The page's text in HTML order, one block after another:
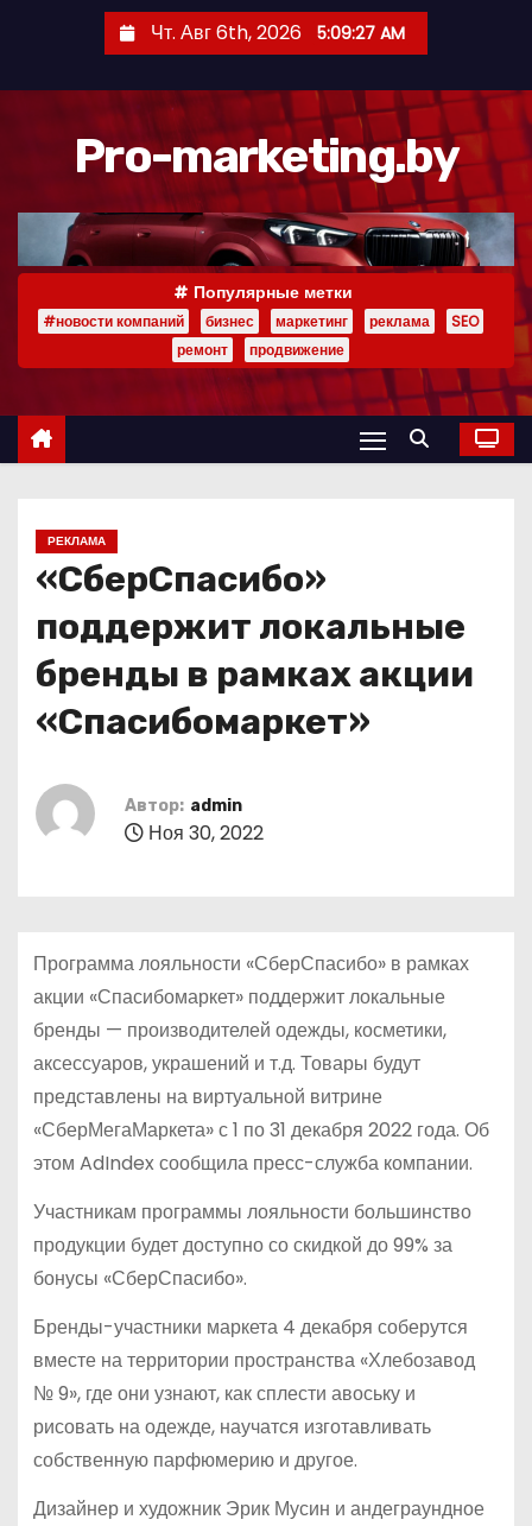
р
Чт. Авг 6th, 2026 5:09:28 AM
Pro-marketing.by
Популярные метки
#новости компаний бизнес маркетинг реклама
SEO
ремонт
продвижение
РЕКЛАМА
«СберСпасибо»
поддержит локальные
бренды в рамках акции
«Спасибомаркет»
Автор: admin
Ноя 30, 2022
Программа лояльности «СберСпасибо» в рамках
акции «Спасибомаркет» поддержит локальные
бренды — производителей одежды, косметики,
аксессуаров, украшений и т.д. Товары будут
представлены на виртуальной витрине
«СберМегаМаркета» с 1 по 31 декабря 2022 года. Об
этом AdIndex сообщила пресс-служба компании.
Участникам программы лояльности большинство
продукции будет доступно со скидкой до 99% за
бонусы «СберСпасибо».
Бренды-участники маркета 4 декабря соберутся
вместе на территории пространства «Хлебозавод
№ 9», где они узнают, как сплести авоську и
рисовать на одежде, научатся изготавливать
собственную парфюмерию и другое.
Дизайнер и художник Эрик Мусин и андеграундное